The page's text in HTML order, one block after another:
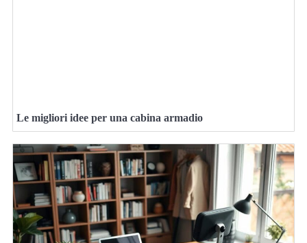
Le migliori idee per una cabina armadio